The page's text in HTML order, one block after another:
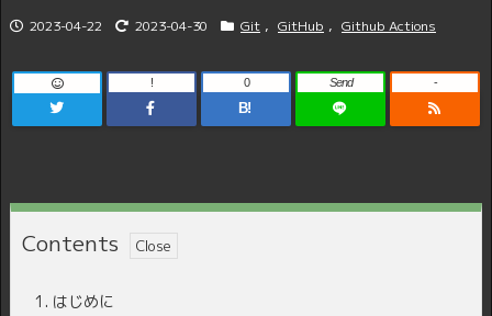
2023-04-22 2023-04-30 Git , GitHub , Github Actions
!
B!
0 Send -
Contents
1. はじめに